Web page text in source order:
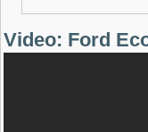
Video: Ford